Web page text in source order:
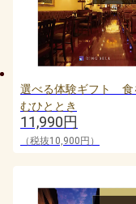
選べる体験ギフト 食
むひととき
11,990円
（税抜10,900円）